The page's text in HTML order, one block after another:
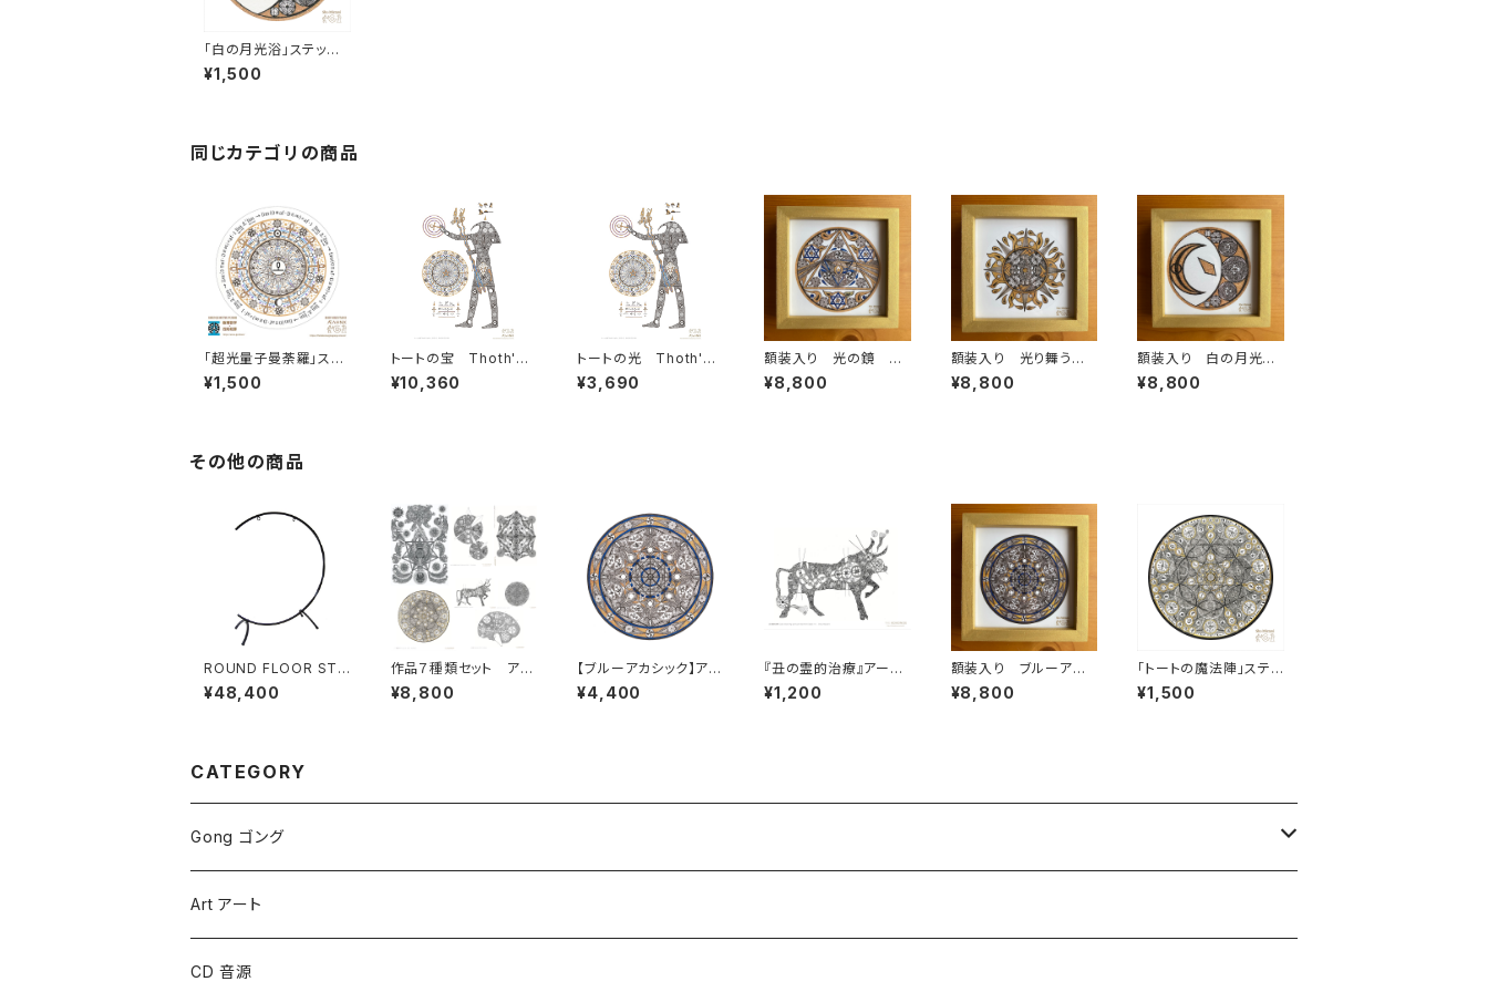
「白の月光浴」ステッカ
ーⅣ［小サイズ］
¥1,500
同じカテゴリの商品
「超光量子曼荼羅」ステ
ッカーⅦ［小サイズ］
¥1,500
トートの宝 Thoth's t
reasure - 神秘なる叡
智を手に入れる特別プ
¥10,360
トートの光 Thoth's l
ight - 知恵の泉をあな
たの空間に - アートプ
¥3,690
額装入り 光の鏡 ス
テッカー
¥8,800
額装入り 光り舞う
ステッカー
¥8,800
額装入り 白の月光
浴 ステッカー
¥8,800
その他の商品
ROUND FLOOR STA
ND（GONG：1枚用）3
2"
¥48,400
作品７種類セット アー
トカード①〜⑦［中サイ
ズ］
¥8,800
【ブルーアカシック】アー
トプリント４［大サイズ］
¥4,400
『丑の霊的治療』アート
カード⑥［中サイズ］
¥1,200
額装入り ブルーアカ
シック ステッカー
¥8,800
「トートの魔法陣」ステッ
カーI［小サイズ］
¥1,500
CATEGORY
Gong ゴング
Symphonic Gongs
Symphonic Brilliant Gongs
Art アート
CD 音源